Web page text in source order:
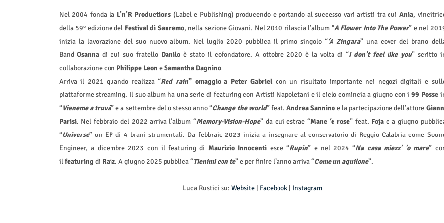
Nel 2004 fonda la L’n’R Productions (Label e Publishing) producendo e portando al successo vari artisti tra cui Ania,
della 59° edizione del Festival di Sanremo, nella sezione Giovani. Nel 2010 rilascia l’album “A Flower Into The Power” e nel
inizia la lavorazione del suo nuovo album. Nel luglio 2020 pubblica il primo singolo “‘A Zingara” una cover del brano
BandOsanna di cui suo fratello Danilo è stato il cofondatore. A ottobre 2020 è la volta di “I don’t feel like you” scritto
collaborazione con Philippe Leon eSamantha Dagnino.
Arriva il 2021 quando realizza “Red rain” omaggio a Peter Gabriel con un risultato importante nei negozi digitali e
piattaforme streaming. Il suo album ha una serie di featuring con Artisti Napoletani e il ciclo comincia a giugno con i99 Posse
“Vieneme a truvà” e a settembre dello stesso anno “Change the world” feat.Andrea Sannino e la partecipazione dell’attore
Parisi. Nel febbraio del 2022 arriva l’album “Memory-Vision-Hope” da cui estrae “Mane ‘e rose” feat. Fojae a giugno
“Universe” un EP di 4 brani strumentali. Da febbraio 2023 inizia a insegnare al conservatorio di Reggio Calabria come
Engineer, a dicembre 2023 con il featuring di Maurizio Innocenti esce “Rupin” e nel 2024 “Na casa miezz' 'o mare”
ilfeaturing di Raiz. A giugno 2025 pubblica “Tienimi con te” e per finire l’anno arriva “Come un aquilone”.
Luca Rustici su: Website Facebook Instagram